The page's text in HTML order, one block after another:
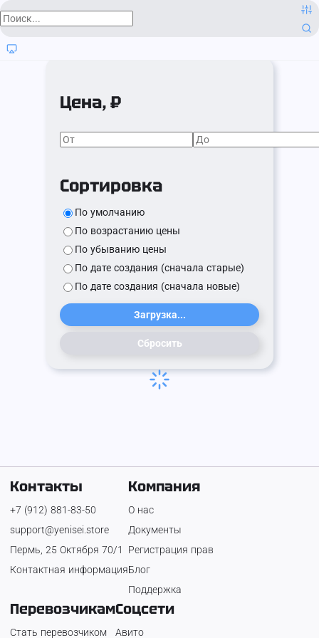
Цена, ₽
Сортировка
По умолчанию
По возрастанию цены
По убыванию цены
По дате создания (сначала старые)
По дате создания (сначала новые)
Загрузка...
Сбросить
Контакты
+7 (912) 881-83-50
support@yenisei.store
Пермь, 25 Октября 70/1
Контактная информация
Компания
О нас
Документы
Регистрация прав
Блог
Поддержка
Перевозчикам
Стать перевозчиком
Соцсети
Авито